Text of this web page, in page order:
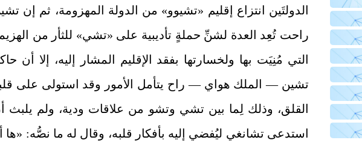
الدولتَين انتزاع إقليم «تشيوو» من الدولة المهزومة، ثم إن
راحت تُعِد العدة لشنِّ حملةٍ تأديبية على «تشي» للثأر من
التي مُنِيَت بها ولخسارتها بفقد الإقليم المشار إليه، إلا أن
تشين — الملك هواي — راح يتأمل الأمور وقد استولى على
القلق، وذلك لِما بين تشي وتشو من علاقات ودية، ولم يلبث
استدعى تشانغي ليُفضي إليه بأفكار قلبه، وقال له ما نصُّه: «ها